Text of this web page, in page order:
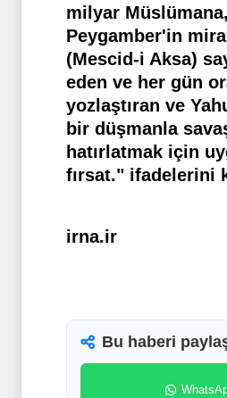
milyar Müslümana,
Peygamber'in
(Mescid-i Aksa)
eden ve her gün
yozlaştıran ve
bir düşmanla
hatırlatmak için
fırsat." ifadelerini
irna.ir
Bu haberi